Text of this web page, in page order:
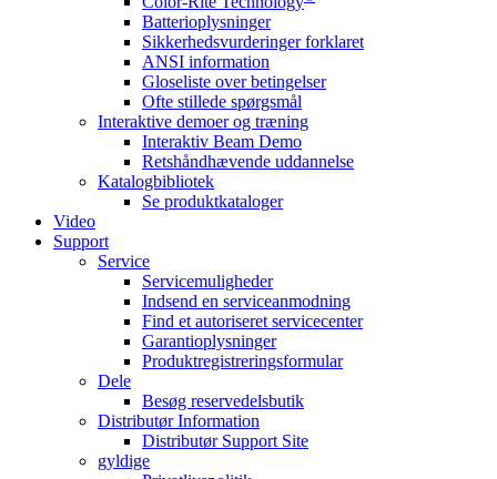
Batterioplysninger
Sikkerhedsvurderinger forklaret
ANSI information
Gloseliste over betingelser
Ofte stillede spørgsmål
Interaktive demoer og træning
Interaktiv Beam Demo
Retshåndhævende uddannelse
Katalogbibliotek
Se produktkataloger
Video
Support
Service
Servicemuligheder
Indsend en serviceanmodning
Find et autoriseret servicecenter
Garantioplysninger
Produktregistreringsformular
Dele
Besøg reservedelsbutik
Distributør Information
Distributør Support Site
gyldige